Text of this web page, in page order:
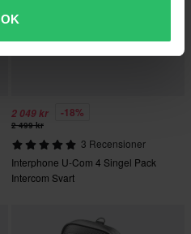
OK
2 049 kr -18%
2 499 kr
3 Recensioner
Interphone U-Com 4 Singel Pack
Intercom Svart